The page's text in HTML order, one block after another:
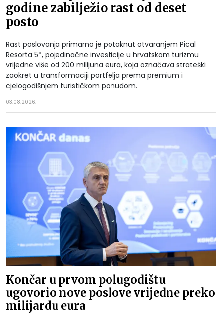
godine zabilježio rast od deset
posto
Rast poslovanja primarno je potaknut otvaranjem Pical
Resorta 5*, pojedinačne investicije u hrvatskom turizmu
vrijedne više od 200 milijuna eura, koja označava strateški
zaokret u transformaciji portfelja prema premium i
cjelogodišnjem turističkom ponudom.
03.08.2026.
Končar u prvom polugodištu
ugovorio nove poslove vrijedne preko
milijardu eura